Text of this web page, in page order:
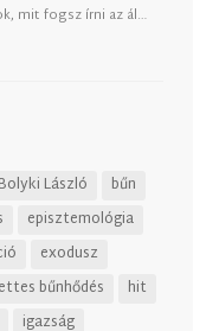
mit fogsz írni az ál…
Bolyki László
bűn
episztemológia
exodusz
bűnhődés
hit
igazság